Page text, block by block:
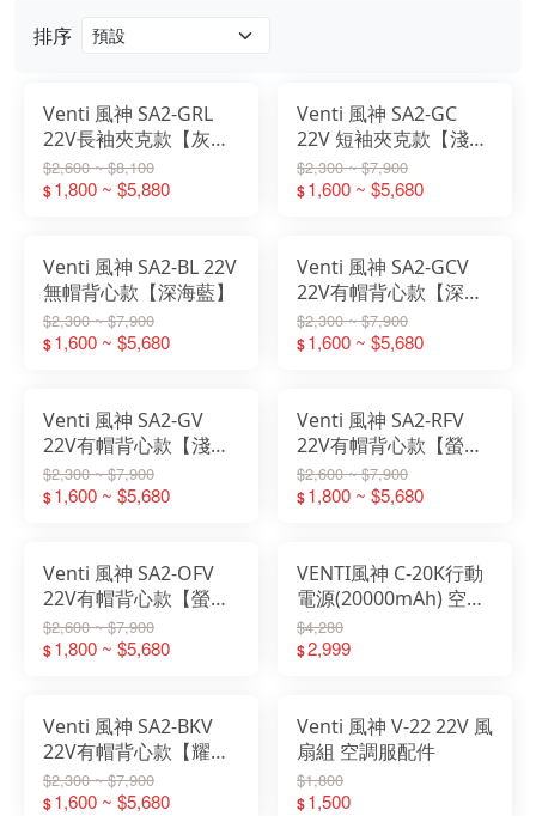
排序
Venti 風神 SA2-GRL
22V長袖夾克款【灰
色】
$2,600 ~ $8,100
$1,800 ~ $5,880
Venti 風神 SA2-GC
22V 短袖夾克款【淺灰
迷彩】
$2,300 ~ $7,900
$1,600 ~ $5,680
Venti 風神 SA2-BL 22V
無帽背心款【深海藍】
$2,300 ~ $7,900
$1,600 ~ $5,680
Venti 風神 SA2-GCV
22V有帽背心款【深綠
迷彩】
$2,300 ~ $7,900
$1,600 ~ $5,680
Venti 風神 SA2-GV
22V有帽背心款【淺灰
迷彩】
$2,300 ~ $7,900
$1,600 ~ $5,680
Venti 風神 SA2-RFV
22V有帽背心款【螢光
綠】
$2,600 ~ $7,900
$1,800 ~ $5,680
Venti 風神 SA2-OFV
22V有帽背心款【螢光
橘】
$2,600 ~ $7,900
$1,800 ~ $5,680
VENTI風神 C-20K行動
電源(20000mAh) 空調
服配件
$4,280
$2,999
Venti 風神 SA2-BKV
22V有帽背心款【耀石
黑】
$2,300 ~ $7,900
$1,600 ~ $5,680
Venti 風神 V-22 22V 風
扇組 空調服配件
$1,800
$1,500